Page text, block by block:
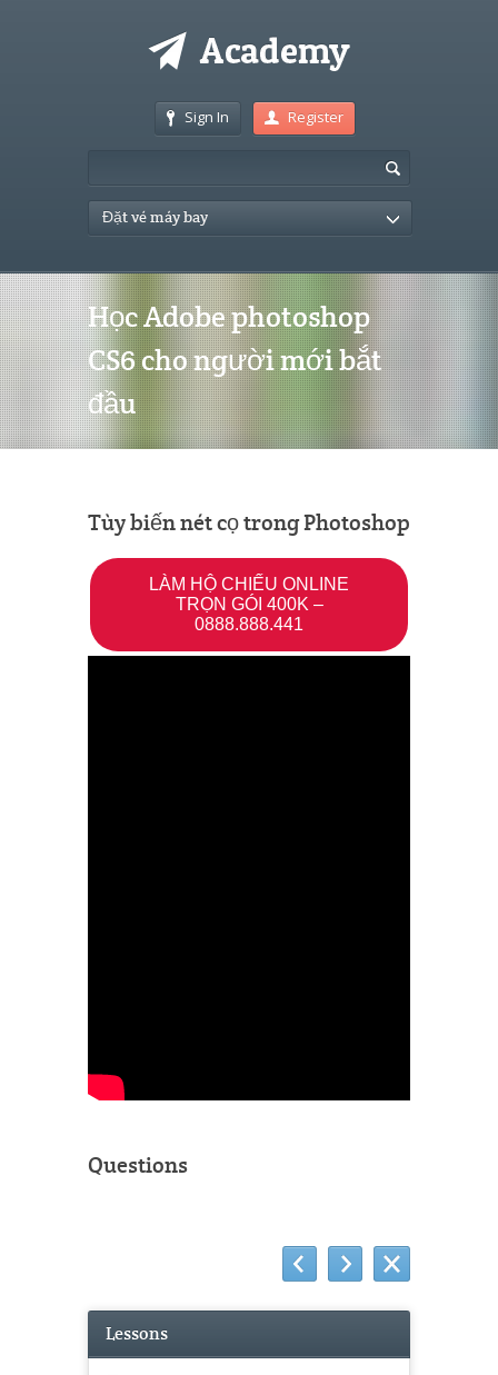
Sign In Register
Đặt vé máy bay
Học Adobe photoshop
CS6 cho người mới bắt
đầu
Tùy biến nét cọ trong Photoshop
LÀM HỘ CHIẾU ONLINE
TRỌN GÓI 400K –
0888.888.441
Questions
Lessons